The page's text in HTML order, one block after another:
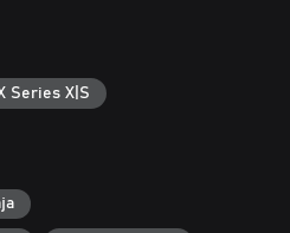
Series X|S